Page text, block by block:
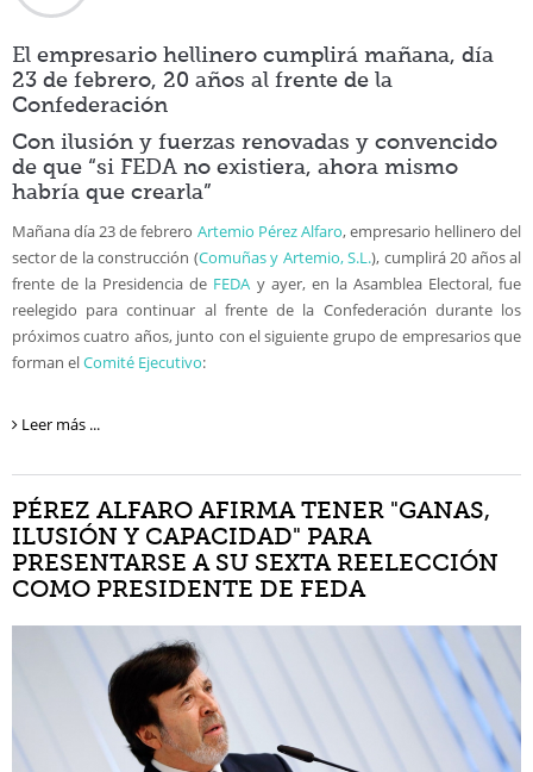
El empresario hellinero cumplirá mañana, día
23 de febrero, 20 años al frente de la
Confederación
Con ilusión y fuerzas renovadas y convencido
de que “si FEDA no existiera, ahora mismo
habría que crearla”
Mañana día 23 de febrero Artemio Pérez Alfaro, empresario hellinero del
sector de la construcción (Comuñas y Artemio, S.L.), cumplirá 20 años al
frente de la Presidencia de FEDA y ayer, en la Asamblea Electoral, fue
reelegido para continuar al frente de la Confederación durante los
próximos cuatro años, junto con el siguiente grupo de empresarios que
forman elComité Ejecutivo:
Leer más ...
PÉREZ ALFARO AFIRMA TENER "GANAS,
ILUSIÓN Y CAPACIDAD" PARA
PRESENTARSE A SU SEXTA REELECCIÓN
COMO PRESIDENTE DE FEDA